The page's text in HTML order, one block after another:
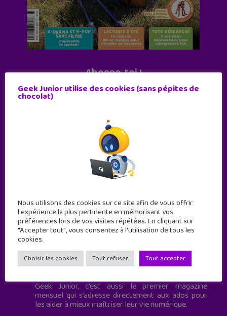
Abonne-toi !
11 numéros par an
JE M'ABONNE !
Geek Junior est le premier site de culture numérique
à destination des adolescents.
Geek Junior, c’est aussi le premier magazine
mensuel qui s’adresse directement aux ados pour
les aider à mieux maîtriser leur vie numérique.
Geek Junior utilise des cookies (sans pépites de
chocolat)
Nous utilisons des cookies sur ce site afin de vous offrir
l'expérience la plus pertinente en mémorisant vos
préférences lors de vos visites répétées. En cliquant sur
"Accepter tout", vous consentez à l'utilisation de tous les
cookies.
Choisir les cookies Tout refuser Tout accepter